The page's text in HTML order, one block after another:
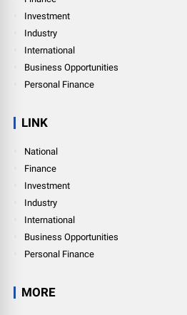
Investment
Industry
International
Business Opportunities
Personal Finance
LINK
National
Finance
Investment
Industry
International
Business Opportunities
Personal Finance
MORE